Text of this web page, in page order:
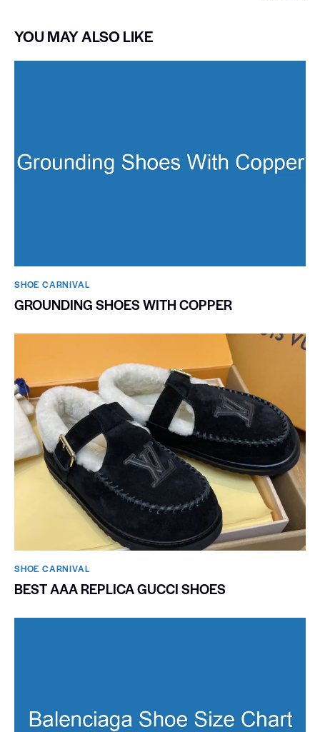
YOU MAY ALSO LIKE
SHOE CARNIVAL​
GROUNDING SHOES WITH COPPER
SHOE CARNIVAL​
BEST AAA REPLICA GUCCI SHOES